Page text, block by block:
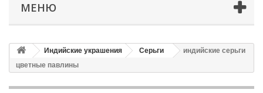
МЕНЮ
Индийские украшения Серьги
индийские серьги
цветные павлины